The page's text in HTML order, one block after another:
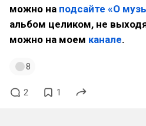
можно на подсайте «О
альбом целиком, не
можно на моем канале.
8
2 1